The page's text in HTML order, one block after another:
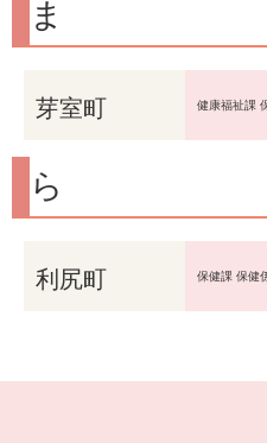
ま
芽室町 健康福祉課
ら
利尻町 保健課 保健